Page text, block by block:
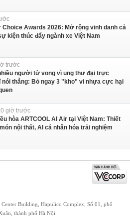
Choice Awards 2026: Mở rộng vinh danh cả
kiện thúc đẩy ngành xe Việt Nam
trước
người tử vong vì ung thư đại trực
nói thẳng: Bỏ ngay 3 "kho" vi nhựa cực hại
giờ trước
hòa ARTCOOL AI Air tại Việt Nam: Thiết
nội thất, AI cá nhân hóa trải nghiệm
Center Building, Hapulico Complex, Số 01, phố
thành phố Hà Nội